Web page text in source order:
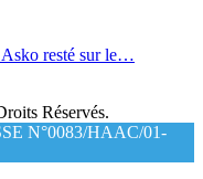
resté sur le…
Réservés.
N°0083/HAAC/01-